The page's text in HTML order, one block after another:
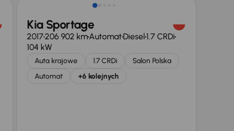
Kia Sportage
2017206 902 kmAutomatDiesel1.7 CRDi
104 kW
Auta krajowe 1.7 CRDi
Salon Polska
Automat
+6 kolejnych